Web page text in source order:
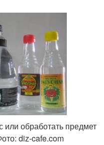
или обработать предмет
diz-cafe.com